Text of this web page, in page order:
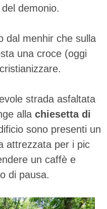
demonio.
dal menhir che sulla
una croce (oggi
strada asfaltata
alla chiesetta di
sono presenti un
attrezzata per i pic
un caffè e
di pausa.